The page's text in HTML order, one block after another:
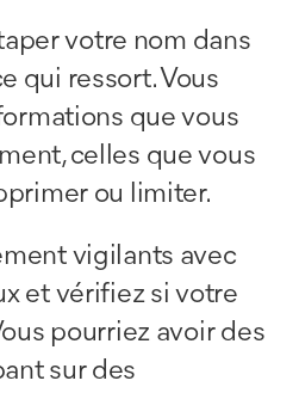
votre nom dans
qui ressort. Vous
que vous
celles que vous
ou limiter.
vigilants avec
et vérifiez si votre
pourriez avoir des
sur des